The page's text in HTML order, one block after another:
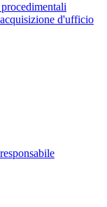
d'ufficio